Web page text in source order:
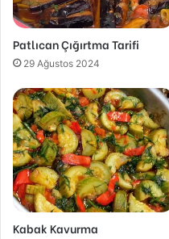
Patlıcan Çığırtma Tarifi
29 Ağustos 2024
Kabak Kavurma